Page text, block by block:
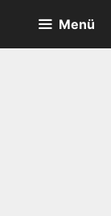
Menü